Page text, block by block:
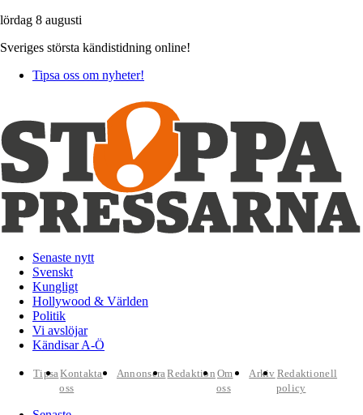
lördag 8 augusti
Sveriges största kändistidning online!
Tipsa oss om nyheter!
Senaste nytt
Svenskt
Kungligt
Hollywood & Världen
Politik
Vi avslöjar
Kändisar A-Ö
TipsaKontakta
oss
AnnonseraRedaktion Om
oss
Arkiv Redaktionell
policy